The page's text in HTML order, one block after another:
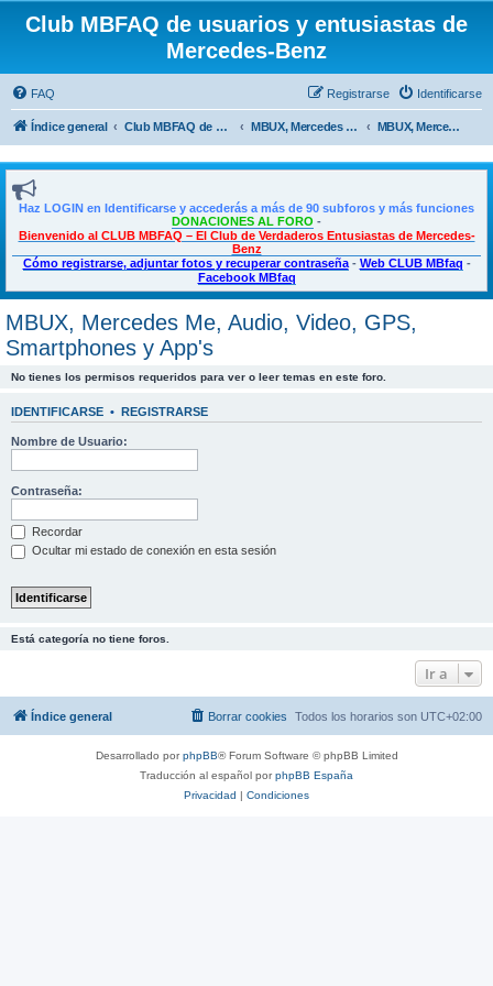
Club MBFAQ de usuarios y entusiastas de
Mercedes-Benz
FAQ Identificarse
Registrarse
Índice general Club MBFAQ de usuarios y entusiastas de Mercedes Benz MBUX, Mercedes Me, Multimedia, Taller y Bricolaje MBUX, Mercedes Me, Audio, Video, GPS, Smartphones y App's
Haz LOGIN en Identificarse y accederás a más de 90 subforos y más funciones
DONACIONES AL FORO -
Bienvenido al CLUB MBFAQ – El Club de Verdaderos Entusiastas de Mercedes-
Benz
Cómo registrarse, adjuntar fotos y recuperar contraseña- Web CLUB MBfaq -
Facebook MBfaq
MBUX, Mercedes Me, Audio, Video, GPS,
Smartphones y App's
No tienes los permisos requeridos para ver o leer temas en este foro.
IDENTIFICARSE • REGISTRARSE
Nombre de Usuario:
Contraseña:
Recordar
Ocultar mi estado de conexión en esta sesión
Está categoría no tiene foros.
Ir a
Índice general Todos los horarios son UTC+02:00
Borrar cookies
Desarrollado porphpBB® Forum Software © phpBB Limited
Traducción al español porphpBB España
Privacidad | Condiciones